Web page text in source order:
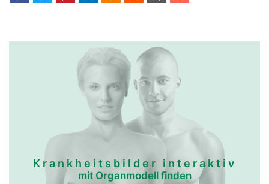
Krankheitsbilder interaktiv
mit Organmodell finden